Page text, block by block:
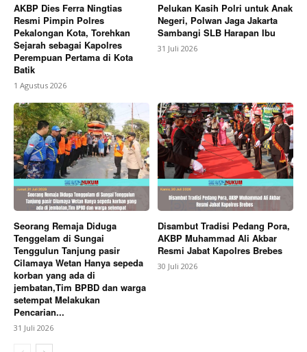
AKBP Dies Ferra Ningtias
Resmi Pimpin Polres
Pekalongan Kota, Torehkan
Sejarah sebagai Kapolres
Perempuan Pertama di Kota
Batik
1 Agustus 2026
Pelukan Kasih Polri untuk Anak
Negeri, Polwan Jaga Jakarta
Sambangi SLB Harapan Ibu
31 Juli 2026
Seorang Remaja Diduga
Tenggelam di Sungai
Tenggulun Tanjung pasir
Cilamaya Wetan Hanya sepeda
korban yang ada di
jembatan,Tim BPBD dan warga
setempat Melakukan
Pencarian...
31 Juli 2026
Disambut Tradisi Pedang Pora,
AKBP Muhammad Ali Akbar
Resmi Jabat Kapolres Brebes
30 Juli 2026